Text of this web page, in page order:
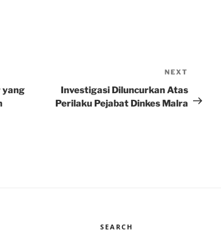
yang
Post
NEXT
Investigasi Diluncurkan Atas
Perilaku Pejabat Dinkes Malra
SEARCH